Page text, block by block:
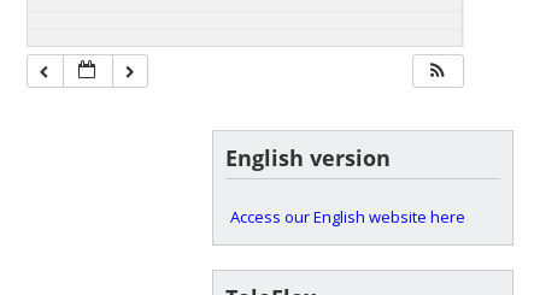
English version
Access our English website here